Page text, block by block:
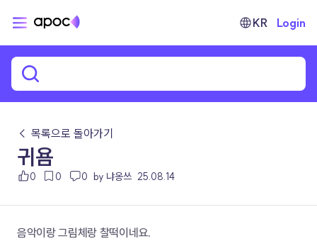
KR Login
← 목록으로 돌아가기
귀욤
0 0 0 by 냐옹쓰 25.08.14
음악이랑 그림체랑 찰떡이네요.